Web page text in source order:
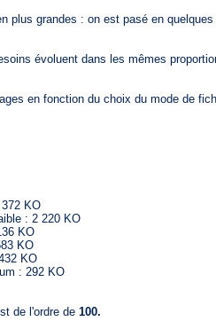
grandes : on est pasé en quelques
évoluent dans les mêmes
en fonction du choix du mode de
KO
: 2 220 KO
KO
KO
KO
: 292 KO
de l'ordre de100.